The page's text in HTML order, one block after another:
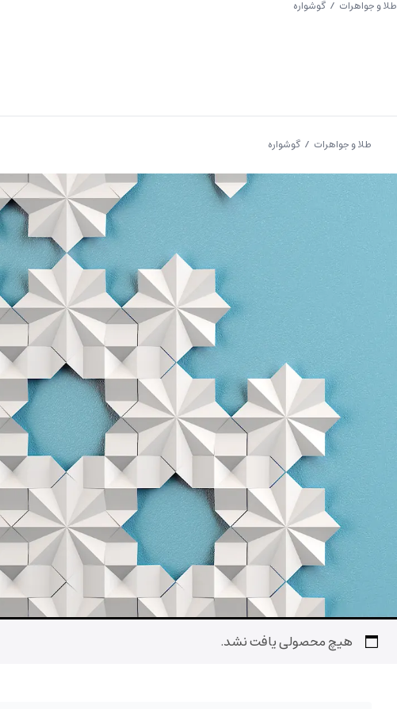
طلا و جواهرات / گوشواره
طلا و جواهرات / گوشواره
هیچ محصولی یافت نشد.